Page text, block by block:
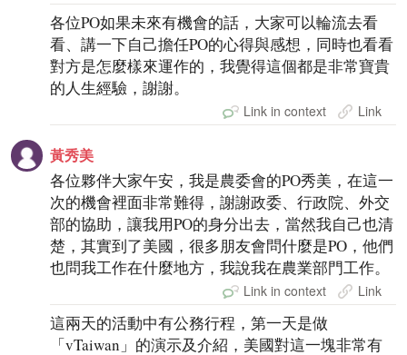
各位PO如果未來有機會的話，大家可以輪流去看
看、講一下自己擔任PO的心得與感想，同時也看看
對方是怎麼樣來運作的，我覺得這個都是非常寶貴
的人生經驗，謝謝。
Link in context Link
黃秀美
各位夥伴大家午安，我是農委會的PO秀美，在這一
次的機會裡面非常難得，謝謝政委、行政院、外交
部的協助，讓我用PO的身分出去，當然我自己也清
楚，其實到了美國，很多朋友會問什麼是PO，他們
也問我工作在什麼地方，我說我在農業部門工作。
Link in context Link
這兩天的活動中有公務行程，第一天是做
「vTaiwan」的演示及介紹，美國對這一塊非常有